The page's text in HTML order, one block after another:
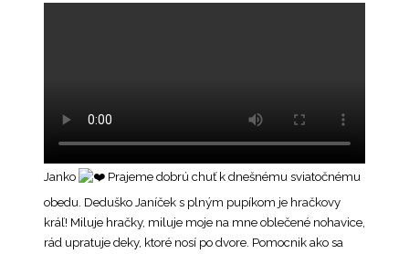
Janko
Prajeme dobrú chuť k dnešnému sviatočnému
obedu. Deduško Janíček s plným pupíkom je hračkovy
kráľ! Miluje hračky, miluje moje na mne oblečené nohavice,
rád upratuje deky, ktoré nosí po dvore. Pomocnik ako sa